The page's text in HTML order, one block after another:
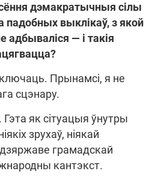
дэмакратычныя сілы
падобных выклікаў, з якой
— і такія
Прынамсі, я не
сцэнару.
як сітуацыя ўнутры
зрухаў, ніякай
грамадскай
кантэкст.